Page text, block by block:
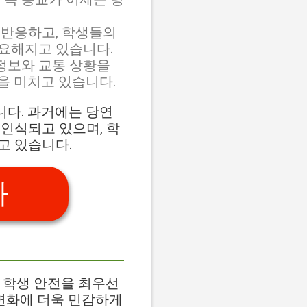
응하고, 학생들의
해지고 있습니다.
보와 교통 상황을
미치고 있습니다.
. 과거에는 당연
식되고 있으며, 학
있습니다.
생 안전을 최우선
에 더욱 민감하게